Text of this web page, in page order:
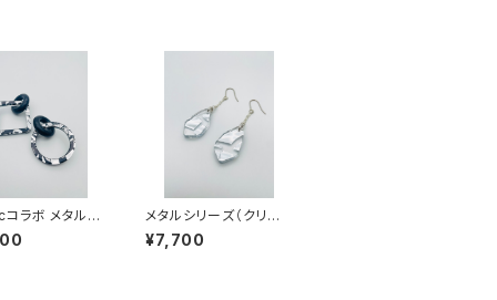
ラボ メタルシ
ブラック系）AM
メタルシリーズ（クリア
系）MC-SS23004
¥7,700